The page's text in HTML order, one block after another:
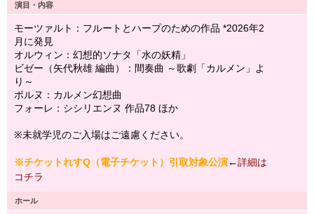
演目・内容
モーツァルト：フルートとハープのための作品 *2026年2
月に発見
オルウィン：幻想的ソナタ「水の妖精」
ビゼー（矢代秋雄 編曲）：間奏曲 ～歌劇「カルメン」よ
り～
ボルヌ：カルメン幻想曲
フォーレ：シシリエンヌ 作品78 ほか
※未就学児のご入場はご遠慮ください。
※チケットれすQ（電子チケット）引取対象公演←詳細は
コチラ
ホール